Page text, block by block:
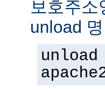
보호주
unload
unload